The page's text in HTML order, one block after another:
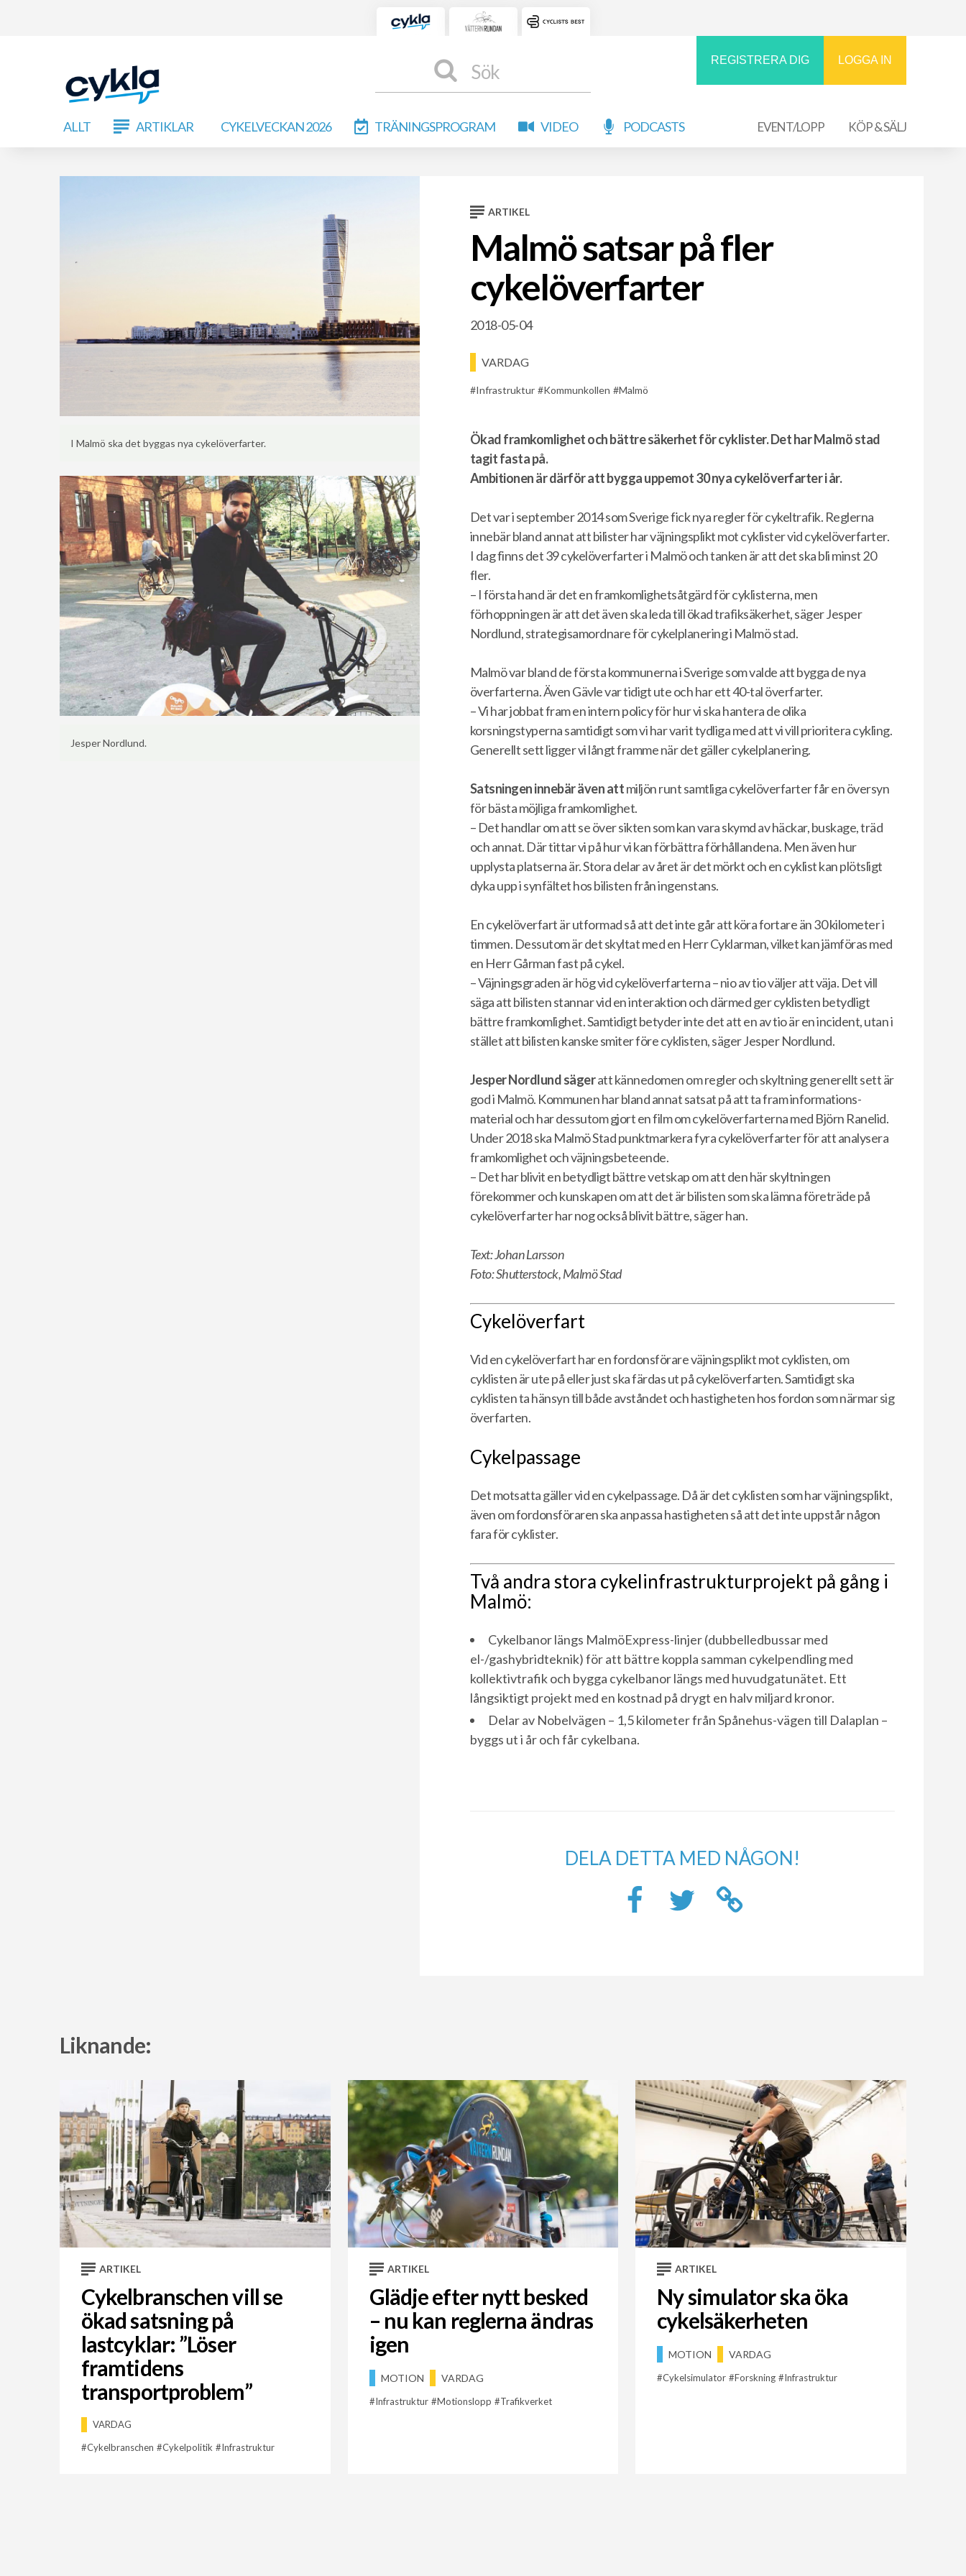
Sök
REGISTRERA DIG LOGGA IN
ALLT ARTIKLAR CYKELVECKAN 2026 TRÄNINGSPROGRAM VIDEO PODCASTS EVENT/LOPP KÖP & SÄLJ
ARTIKEL
Malmö satsar på fler
cykelöverfarter
2018-05-04
VARDAG
Infrastruktur Kommunkollen Malmö
Ökad framkomlighet och bättre säkerhet för cyklister. Det har Malmö stad
tagit fasta på.
Ambitionen är därför att bygga uppemot 30 nya cykelöverfarter i år.
Det var i september 2014 som Sverige fick nya regler för cykeltrafik. Reglerna
innebär bland annat att bilister har väjningsplikt mot cyklister vid cykelöverfarter.
I dag finns det 39 cykelöverfarter i Malmö och tanken är att det ska bli minst 20
fler.
– I första hand är det en framkomlighetsåtgärd för cyklisterna, men
förhoppningen är att det även ska leda till ökad trafiksäkerhet, säger Jesper
Nordlund, strategisamordnare för cykelplanering i Malmö stad.
Malmö var bland de första kommunerna i Sverige som valde att bygga de nya
överfarterna. Även Gävle var tidigt ute och har ett 40-tal överfarter.
– Vi har jobbat fram en intern policy för hur vi ska hantera de olika
korsningstyperna samtidigt som vi har varit tydliga med att vi vill prioritera cykling.
Generellt sett ligger vi långt framme när det gäller cykelplanering.
Satsningen innebär ävenattmiljön runt samtliga cykelöverfarter får en översyn
för bästa möjliga framkomlighet.
– Det handlar om att se över sikten som kan vara skymd av häckar, buskage, träd
och annat. Där tittar vi på hur vi kan förbättra förhållandena. Men även hur
upplysta platserna är. Stora delar av året är det mörkt och en cyklist kan plötsligt
dyka upp i synfältet hos bilisten från ingenstans.
En cykelöverfart är utformad så att det inte går att köra fortare än 30 kilometer i
timmen. Dessutom är det skyltat med en Herr Cyklarman, vilket kan jämföras med
en Herr Gårman fast på cykel.
– Väjningsgraden är hög vid cykelöverfarterna – nio av tio väljer att väja. Det vill
säga att bilisten stannar vid en interaktion och därmed ger cyklisten betydligt
bättre framkomlighet. Samtidigt betyder inte det att en av tio är en incident, utan i
stället att bilisten kanske smiter före cyklisten, säger Jesper Nordlund.
Jesper Nordlund sägeratt kännedomen om regler och skyltning generellt sett är
god i Malmö. Kommunen har bland annat satsat på att ta fram informations-
material och har dessutom gjort en film om cykelöverfarterna med Björn Ranelid.
Under 2018 ska Malmö Stad punktmarkera fyra cykelöverfarter för att analysera
framkomlighet och väjningsbeteende.
– Det har blivit en betydligt bättre vetskap om att den här skyltningen
förekommer och kunskapen om att det är bilisten som ska lämna företräde på
cykelöverfarter har nog också blivit bättre, säger han.
Text: Johan Larsson
Foto: Shutterstock, Malmö Stad
Cykelöverfart
Vid en cykelöverfart har en fordonsförare väjningsplikt mot cyklisten, om
cyklisten är ute på eller just ska färdas ut på cykelöverfarten. Samtidigt ska
cyklisten ta hänsyn till både avståndet och hastigheten hos fordon som närmar sig
överfarten.
Cykelpassage
Det motsatta gäller vid en cykelpassage. Då är det cyklisten som har väjningsplikt,
även om fordonsföraren ska anpassa hastigheten så att det inte uppstår någon
fara för cyklister.
Två andra stora cykelinfrastrukturprojekt på gång i
Malmö:
Cykelbanor längs MalmöExpress-linjer (dubbelledbussar med
el-/gashybridteknik) för att bättre koppla samman cykelpendling med
kollektivtrafik och bygga cykelbanor längs med huvudgatunätet. Ett
långsiktigt projekt med en kostnad på drygt en halv miljard kronor.
Delar av Nobelvägen – 1,5 kilometer från Spånehus-vägen till Dalaplan –
byggs ut i år och får cykelbana.
DELA DETTA MED NÅGON!
I Malmö ska det byggas nya cykelöverfarter.
Jesper Nordlund.
Liknande:
ARTIKEL
Cykelbranschen vill se
ökad satsning på
lastcyklar: ”Löser
framtidens
transportproblem”
VARDAG
Cykelbranschen
Cykelpolitik Infrastruktur
ARTIKEL
Glädje efter nytt besked
– nu kan reglerna ändras
igen
MOTION VARDAG
Infrastruktur Motionslopp Trafikverket
ARTIKEL
Ny simulator ska öka
cykelsäkerheten
MOTION VARDAG
Cykelsimulator Forskning Infrastruktur